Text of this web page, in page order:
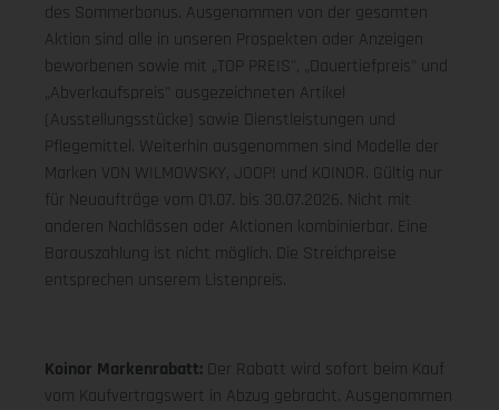
des Sommerbonus. Ausgenommen von der gesamten
Aktion sind alle in unseren Prospekten oder Anzeigen
beworbenen sowie mit „TOP PREIS", „Dauertiefpreis" und
„Abverkaufspreis" ausgezeichneten Artikel
(Ausstellungsstücke) sowie Dienstleistungen und
Pflegemittel. Weiterhin ausgenommen sind Modelle der
Marken VON WILMOWSKY, JOOP! und KOINOR. Gültig nur
für Neuaufträge vom 01.07. bis 30.07.2026. Nicht mit
anderen Nachlässen oder Aktionen kombinierbar. Eine
Barauszahlung ist nicht möglich. Die Streichpreise
entsprechen unserem Listenpreis.
Koinor Markenrabatt: Der Rabatt wird sofort beim Kauf
vom Kaufvertragswert in Abzug gebracht. Ausgenommen